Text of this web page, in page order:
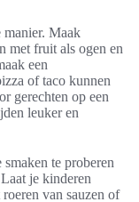
manier. Maak
met fruit als ogen en
een
of taco kunnen
gerechten op een
leuker en
te proberen
je kinderen
van sauzen of